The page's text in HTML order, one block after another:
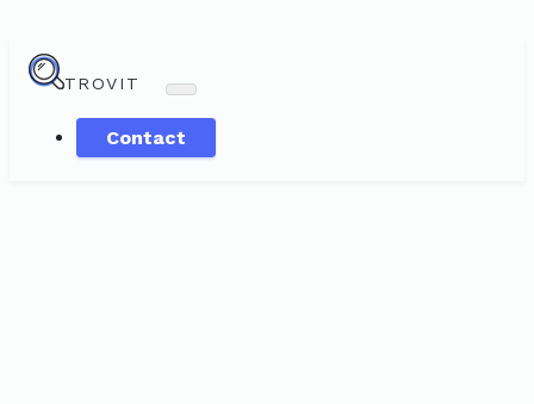
TROVIT
Contact